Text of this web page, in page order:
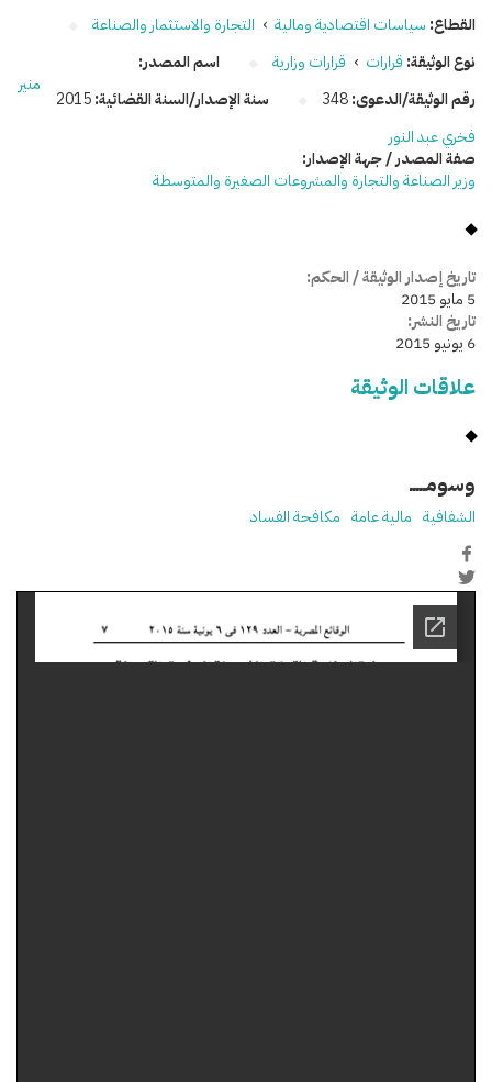
القطاع: سياسات اقتصادية ومالية › التجارة والاستثمار والصناعة
نوع الوثيقة: قرارات › قرارات وزارية
رقم الوثيقة/الدعوى:348 سنة الإصدار/السنة القضائية:2015
اسم المصدر:
منير
فخري عبد النور
صفة المصدر / جهة الإصدار:
وزير الصناعة والتجارة والمشروعات الصغيرة والمتوسطة
تاريخ إصدار الوثيقة / الحكم:
5 مايو 2015
تاريخ النشر:
6 يونيو 2015
علاقات الوثيقة
وسومـــــ
الشفافية مالية عامة مكافحة الفساد